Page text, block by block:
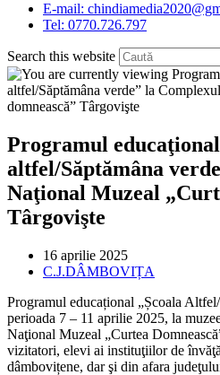
E-mail:
Tel: 0770.726.797
Search this website
Programul
altfel/Săptămâna
Naţional Muzeal
Târgovişte
Post
published:
16 aprilie 2025
Post
C.J.DÂMBOVIȚA
Programul educațional „Școala
perioada 7 – 11 aprilie 2025, la
Naţional Muzeal „Curtea
vizitatori, elevi ai instituţiilor de
dâmbovițene, dar şi din afara